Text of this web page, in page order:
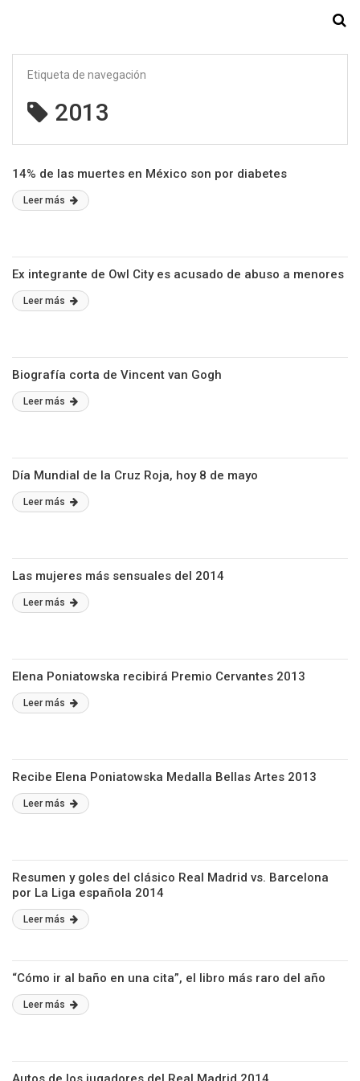
Etiqueta de navegación
2013
14% de las muertes en México son por diabetes
Leer más
Ex integrante de Owl City es acusado de abuso a menores
Leer más
Biografía corta de Vincent van Gogh
Leer más
Día Mundial de la Cruz Roja, hoy 8 de mayo
Leer más
Las mujeres más sensuales del 2014
Leer más
Elena Poniatowska recibirá Premio Cervantes 2013
Leer más
Recibe Elena Poniatowska Medalla Bellas Artes 2013
Leer más
Resumen y goles del clásico Real Madrid vs. Barcelona
por La Liga española 2014
Leer más
“Cómo ir al baño en una cita”, el libro más raro del año
Leer más